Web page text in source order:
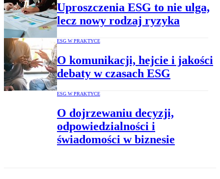
Uproszczenia ESG to nie ulga,
lecz nowy rodzaj ryzyka
ESG W PRAKTYCE
O komunikacji, hejcie i jakości
debaty w czasach ESG
ESG W PRAKTYCE
O dojrzewaniu decyzji,
odpowiedzialności i
świadomości w biznesie